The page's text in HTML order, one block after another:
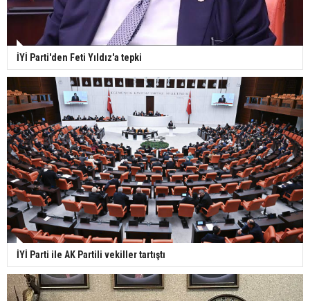
İYİ Parti'den Feti Yıldız'a tepki
İYİ Parti ile AK Partili vekiller tartıştı